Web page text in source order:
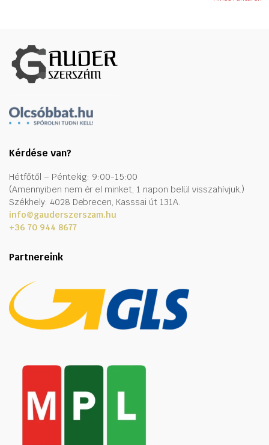
Kérdése van?
Hétfőtől – Péntekig: 9:00-15:00
(Amennyiben nem ér el minket, 1 napon belül visszahívjuk.)
Székhely: 4028 Debrecen, Kasssai út 131A.
info@gauderszerszam.hu
+36 70 944 8677
Partnereink